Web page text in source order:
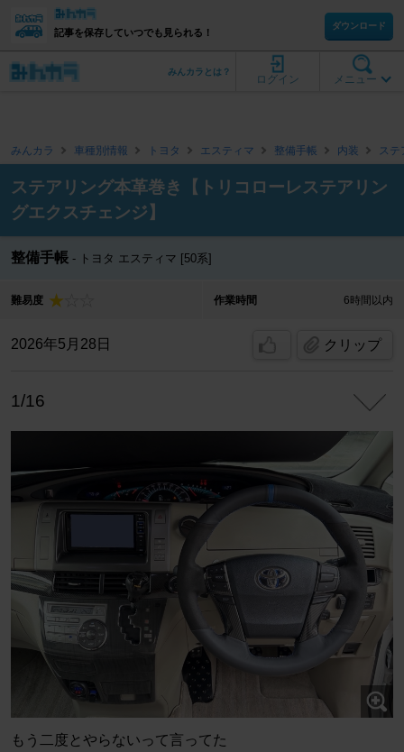
記事を保存していつでも見られる！
ダウンロード
メニュー
ログイン
みんカラとは？
みんカラ 車種別情報 トヨタ エスティマ 整備手帳 内装 ステ
ステアリング本革巻き【トリコローレステアリン
グエクスチェンジ】
整備手帳 トヨタ エスティマ [50系]
難易度 作業時間 6時間以内
2026年5月28日 クリップ
1/16
もう二度とやらないって言ってた